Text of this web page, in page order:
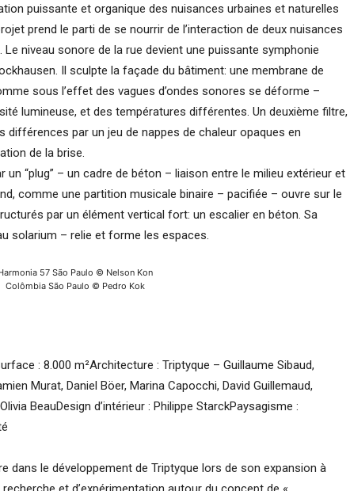
puissante et organique des nuisances urbaines et naturelles
prend le parti de se nourrir de l’interaction de deux nuisances
Le niveau sonore de la rue devient une puissante symphonie
Il sculpte la façade du bâtiment: une membrane de
sous l’effet des vagues d’ondes sonores se déforme –
lumineuse, et des températures différentes. Un deuxième filtre,
différences par un jeu de nappes de chaleur opaques en
de la brise.
“plug” – un cadre de béton – liaison entre le milieu extérieur et
comme une partition musicale binaire – pacifiée – ouvre sur le
par un élément vertical fort: un escalier en béton. Sa
solarium – relie et forme les espaces.
57 São Paulo © Nelson Kon
Colômbia São Paulo © Pedro Kok
: 8.000 m²Architecture : Triptyque – Guillaume Sibaud,
Murat, Daniel Böer, Marina Capocchi, David Guillemaud,
BeauDesign d’intérieur : Philippe StarckPaysagisme :
dans le développement de Triptyque lors de son expansion à